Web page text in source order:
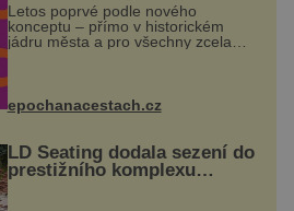
Letos poprvé podle nového
konceptu – přímo v historickém
jádru města a pro všechny zcela
zdarma. Hlavní program se
náměstí. Návštěvníci se mohou těšit
na víno, burčák, pes...
epochanacestach.cz
LD Seating dodala sezení do
prestižního komplexu
MediaCityUK v Salfordu